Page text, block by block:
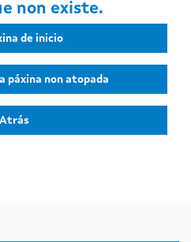
non existe.
de inicio
páxina non atopada
Atrás